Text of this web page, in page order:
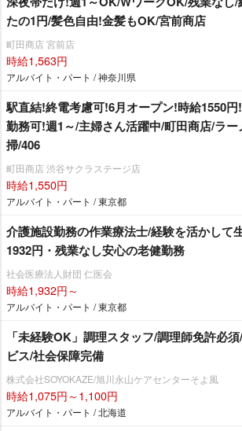
たの1円/髪色自由!金髪もOK/宮前商店
町田商店 宮前店
時給1,563円
アルバイト・パート / 神奈川県
駅直結!終電考慮可!6月オープン!時給1550
勤務可!週1～/主婦さん活躍中/町田商店/ラ
掃/406
町田商店 渋谷サクラステージ店
時給1,550円
アルバイト・パート / 東京都
介護施設勤務の作業療法士/経験を活かして
1932円・残業なし安心の老健勤務
社会医療法人財団 仁医会
時給1,932円～
アルバイト・パート / 東京都
「未経験OK」調理スタッフ/調理師免許必
ビス/社会保障完備
株式会社SOYOKAZE/旭川永山ケアセンターそよ風
時給1,075円～1,100円
アルバイト・パート / 北海道